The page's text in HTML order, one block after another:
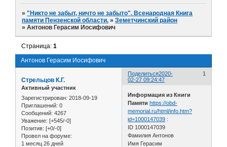
»"Никто не забыт, ничто не забыто". Всенародная Книга
памяти Пензенской области. »Земетчинский район
»Антонов Герасим Иосифович
Антонов Герасим Иосифович
Страница:1
Поделиться 1
2020-
02-27 09:24:47
Стрельцов К.Г.
Активный участник
Зарегистрирован: 2018-09-19
Приглашений: 0
Сообщений: 4267
Уважение: [+545/-0]
Позитив: [+0/-0]
Провел на форуме:
1 месяц 26 дней
Информация из Книги
Памяти https://obd-
memorial.ru/html/info.htm?
id=1000147039 :
ID 1000147039
Фамилия Антонов
Имя Герасим